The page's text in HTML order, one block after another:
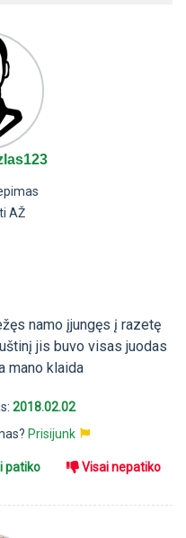
AŽ
namo įjungęs į razetę
jis buvo visas juodas
mano klaida
2018.02.02
Prisijunk
patiko Visai nepatiko